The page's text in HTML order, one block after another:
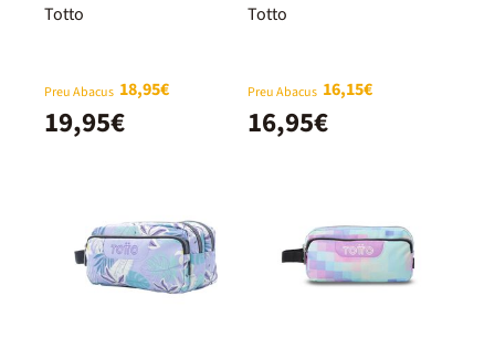
Totto
Preu Abacus 18,95€
19,95€
Totto
Preu Abacus 16,15€
16,95€